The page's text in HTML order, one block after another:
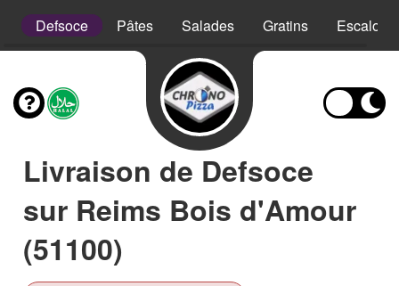
Defsoce Pâtes Salades Gratins
Livraison de Defsoce
sur Reims Bois d'Amour
(51100)